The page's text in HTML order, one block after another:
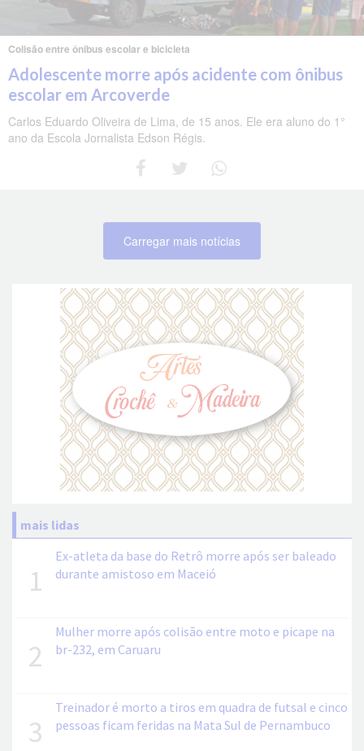
Colisão entre ônibus escolar e bicicleta
Adolescente morre após acidente com ônibus
escolar em Arcoverde
Carlos Eduardo Oliveira de Lima, de 15 anos. Ele era aluno do 1°
ano da Escola Jornalista Edson Régis.
Carregar mais notícias
mais lidas
1
Ex-atleta da base do Retrô morre após ser baleado
durante amistoso em Maceió
2
Mulher morre após colisão entre moto e picape na
br-232, em Caruaru
3
Treinador é morto a tiros em quadra de futsal e cinco
pessoas ficam feridas na Mata Sul de Pernambuco